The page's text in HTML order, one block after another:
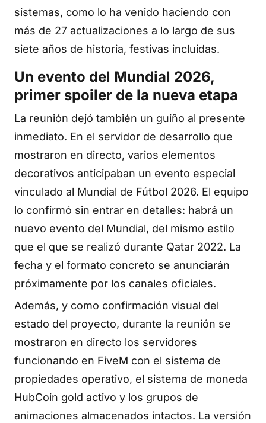
sistemas, como lo ha venido haciendo con
más de 27 actualizaciones a lo largo de sus
siete años de historia, festivas incluidas.
Un evento del Mundial 2026,
primer spoiler de la nueva etapa
La reunión dejó también un guiño al presente
inmediato. En el servidor de desarrollo que
mostraron en directo, varios elementos
decorativos anticipaban un evento especial
vinculado al Mundial de Fútbol 2026. El equipo
lo confirmó sin entrar en detalles: habrá un
nuevo evento del Mundial, del mismo estilo
que el que se realizó durante Qatar 2022. La
fecha y el formato concreto se anunciarán
próximamente por los canales oficiales.
Además, y como confirmación visual del
estado del proyecto, durante la reunión se
mostraron en directo los servidores
funcionando en FiveM con el sistema de
propiedades operativo, el sistema de moneda
HubCoin gold activo y los grupos de
animaciones almacenados intactos. La versión